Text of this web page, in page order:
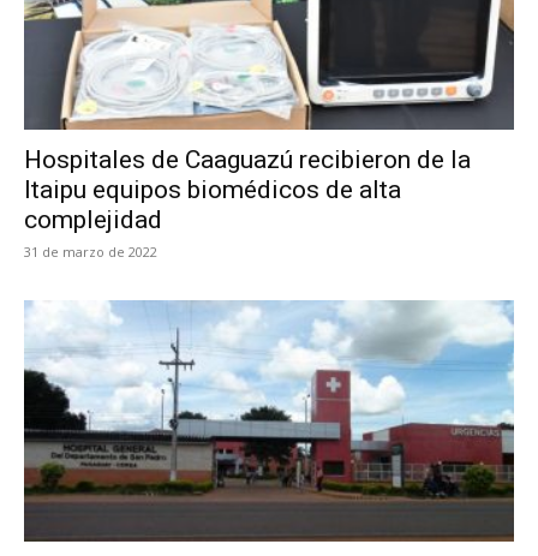
Hospitales de Caaguazú recibieron de la
Itaipu equipos biomédicos de alta
complejidad
31 de marzo de 2022